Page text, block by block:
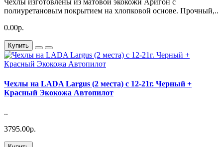
Чехлы изготовлены из матовой экокожи Аригон с
полиуретановым покрытием на хлопковой основе. Прочный,..
0.00р.
Купить
Чехлы на LADA Largus (2 места) c 12-21г. Черный +
Красный Экокожа Автопилот
..
3795.00р.